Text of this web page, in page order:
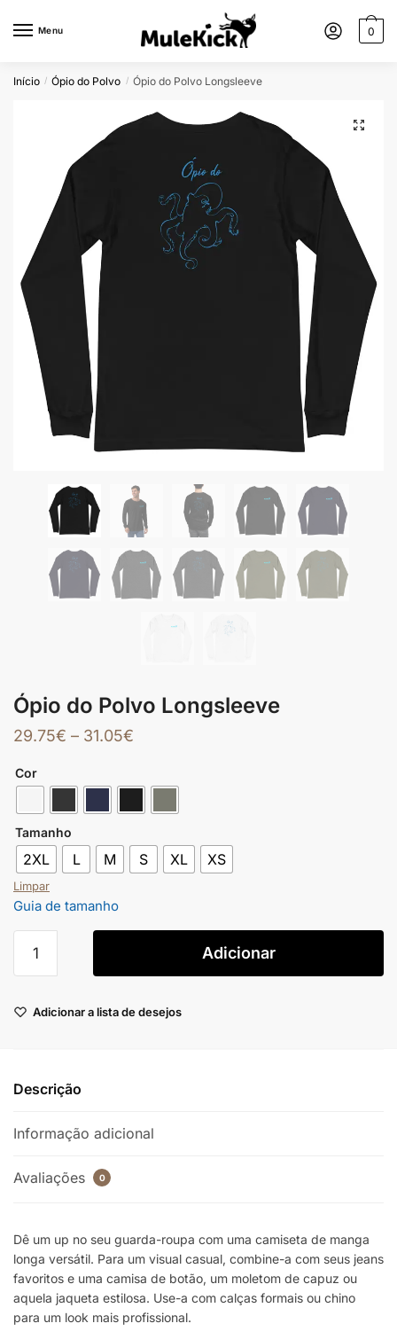
Menu 0
Início / Ópio do Polvo / Ópio do Polvo Longsleeve
🔍
Ópio do Polvo Longsleeve
29.75€ – 31.05€
Cor
Tamanho
2XL L M S XL XS
Limpar
Guia de tamanho
Adicionar
Adicionar a lista de desejos
Descrição
Informação adicional
Avaliações 0
Dê um up no seu guarda-roupa com uma camiseta de manga
longa versátil. Para um visual casual, combine-a com seus jeans
favoritos e uma camisa de botão, um moletom de capuz ou
aquela jaqueta estilosa. Use-a com calças formais ou chino
para um look mais profissional.